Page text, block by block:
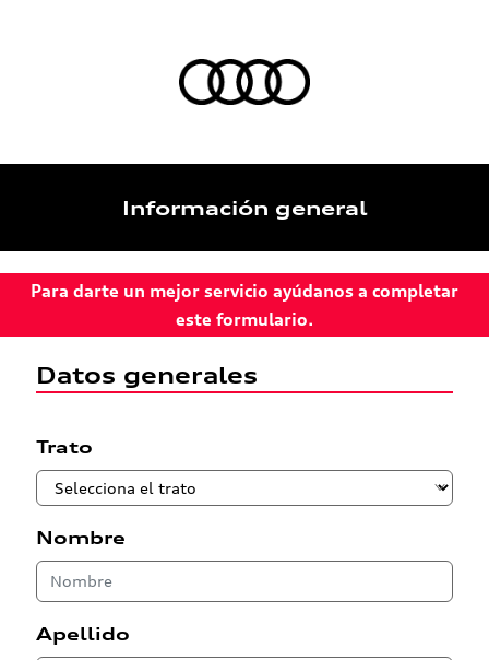
Información general
Para darte un mejor servicio ayúdanos a completar
este formulario.
Datos generales
Trato
Nombre
Apellido